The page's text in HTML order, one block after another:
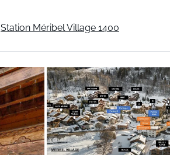
Station Méribel Village 1400